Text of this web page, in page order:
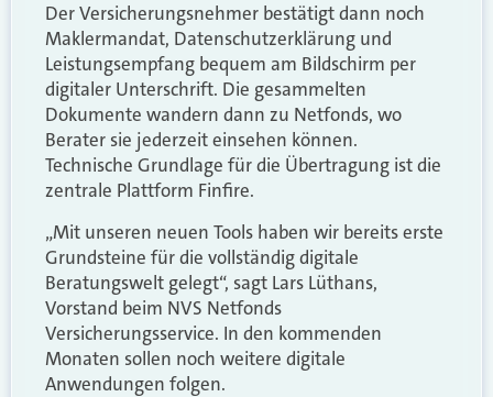
Der Versicherungsnehmer bestätigt dann noch
Maklermandat, Datenschutzerklärung und
Leistungsempfang bequem am Bildschirm per
digitaler Unterschrift. Die gesammelten
Dokumente wandern dann zu Netfonds, wo
Berater sie jederzeit einsehen können.
Technische Grundlage für die Übertragung ist die
zentrale Plattform Finfire.
„Mit unseren neuen Tools haben wir bereits erste
Grundsteine für die vollständig digitale
Beratungswelt gelegt“, sagt Lars Lüthans,
Vorstand beim NVS Netfonds
Versicherungsservice. In den kommenden
Monaten sollen noch weitere digitale
Anwendungen folgen.